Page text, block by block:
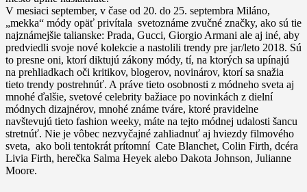
V mesiaci september, v čase od 20. do 25. septembra Miláno,
„mekka“ módy opäť privítala svetoznáme zvučné značky, ako sú tie
najznámejšie talianske: Prada, Gucci, Giorgio Armani ale aj iné, aby
predviedli svoje nové kolekcie a nastolili trendy pre jar/leto 2018. Sú
to presne oni, ktorí diktujú zákony módy, tí, na ktorých sa upínajú
na prehliadkach oči kritikov, blogerov, novinárov, ktorí sa snažia
tieto trendy postrehnúť. A práve tieto osobnosti z módneho sveta aj
mnohé ďalšie, svetové celebrity bažiace po novinkách z dielní
módnych dizajnérov, mnohé známe tváre, ktoré pravidelne
navštevujú tieto fashion weeky, máte na tejto módnej udalosti šancu
stretnúť. Nie je vôbec nezvyčajné zahliadnuť aj hviezdy filmového
sveta, ako boli tentokrát prítomní Cate Blanchet, Colin Firth, dcéra
Livia Firth, herečka Salma Heyek alebo Dakota Johnson, Julianne
Moore.